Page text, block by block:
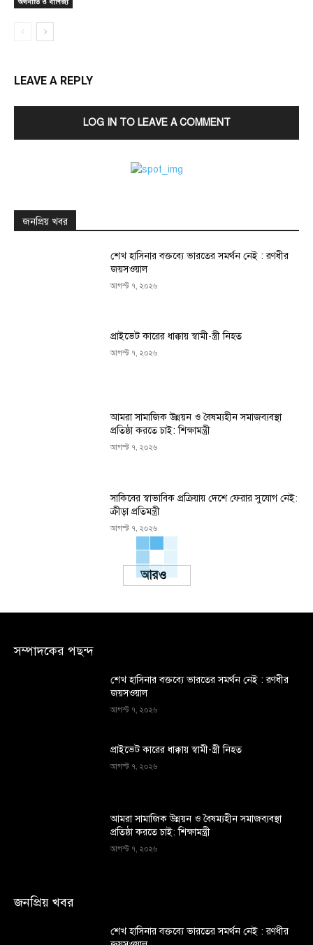
LEAVE A REPLY
LOG IN TO LEAVE A COMMENT
জনপ্রিয় খবর
শেখ হাসিনার বক্তব্যে ভারতের সমর্থন নেই : রণধীর
জয়সওয়াল
আগস্ট ৭, ২০২৬
প্রাইভেট কারের ধাক্কায় স্বামী-স্ত্রী নিহত
আগস্ট ৭, ২০২৬
আমরা সামাজিক উন্নয়ন ও বৈষম্যহীন সমাজব্যবস্থা
প্রতিষ্ঠা করতে চাই: শিক্ষামন্ত্রী
আগস্ট ৭, ২০২৬
সাকিবের স্বাভাবিক প্রক্রিয়ায় দেশে ফেরার সুযোগ নেই:
ক্রীড়া প্রতিমন্ত্রী
আগস্ট ৭, ২০২৬
Load more
সম্পাদকের পছন্দ
শেখ হাসিনার বক্তব্যে ভারতের সমর্থন নেই : রণধীর
জয়সওয়াল
আগস্ট ৭, ২০২৬
প্রাইভেট কারের ধাক্কায় স্বামী-স্ত্রী নিহত
আগস্ট ৭, ২০২৬
আমরা সামাজিক উন্নয়ন ও বৈষম্যহীন সমাজব্যবস্থা
প্রতিষ্ঠা করতে চাই: শিক্ষামন্ত্রী
আগস্ট ৭, ২০২৬
জনপ্রিয় খবর
শেখ হাসিনার বক্তব্যে ভারতের সমর্থন নেই : রণধীর